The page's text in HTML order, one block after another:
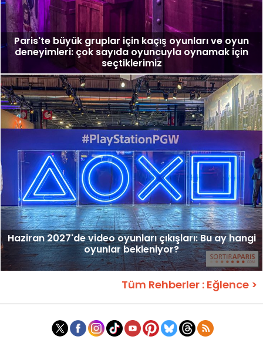
Paris'te büyük gruplar için kaçış oyunları ve oyun
deneyimleri: çok sayıda oyuncuyla oynamak için
seçtiklerimiz
Haziran 2027'de video oyunları çıkışları: Bu ay hangi
oyunlar bekleniyor?
Tüm Rehberler : Eğlence >